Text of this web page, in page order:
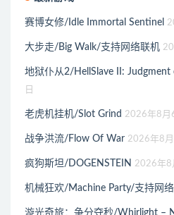
赛博女修/Idle Immortal Sentinel
大步走/Big Walk/支持网络联机
地狱仆从2/HellSlave II:
日
老虎机挂机/Slot Grind 2026年8月
战争洪流/Flow Of War 2026年8月
疯狗斯坦/DOGENSTEIN 2026年8
机械狂欢/Machine Party/支持网
漩光奇旅：争分夺秒/Whirlight –